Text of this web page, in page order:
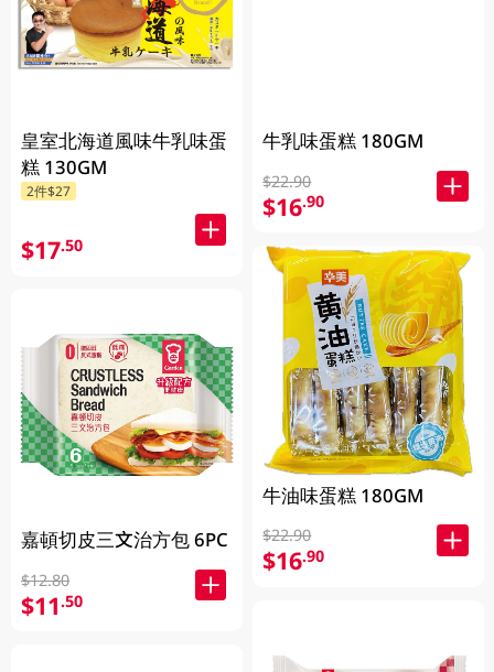
皇室北海道風味牛乳味蛋
糕 130GM
2件$27
$17.50
嘉頓切皮三文治方包 6PC
$12.80
$11.50
牛乳味蛋糕 180GM
$22.90
$16.90
牛油味蛋糕 180GM
$22.90
$16.90